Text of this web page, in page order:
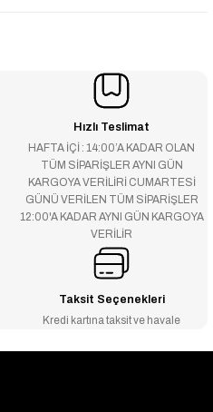
Hızlı Teslimat
HAFTA İÇİ : 14:00’A KADAR OLAN
TÜM SİPARİŞLER AYNI GÜN
KARGOYA VERİLİRİ CUMARTESİ
GÜNÜ VERİLEN TÜM SİPARİŞLER
12:00'A KADAR AYNI GÜN KARGOYA
VERİLİR
Taksit Seçenekleri
Kredi kartına taksit ve havale